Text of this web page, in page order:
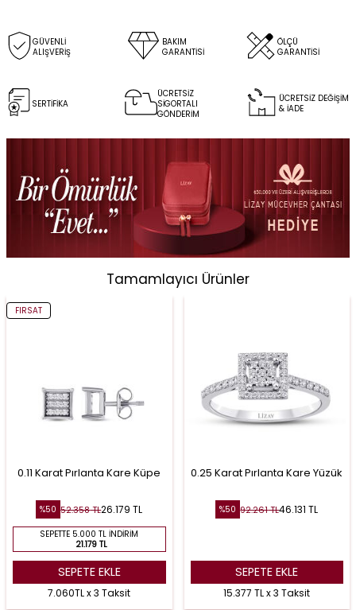
GÜVENLİ
ALIŞVERİŞ
BAKIM
GARANTİSİ
ÖLÇÜ
GARANTİSİ
SERTİFİKA
ÜCRETSİZ
SİGORTALI
GÖNDERİM
ÜCRETSİZ DEĞİŞİM
& İADE
Tamamlayıcı Ürünler
FIRSAT
0.11 Karat Pırlanta Kare Küpe
%50 52.358TL26.179 TL
SEPETTE 5.000 TL İNDIRIM
21.179 TL
SEPETE EKLE
7.060TL x 3 Taksit
0.25 Karat Pırlanta Kare Yüzük
%50 92.261TL46.131 TL
SEPETE EKLE
15.377 TL x 3 Taksit